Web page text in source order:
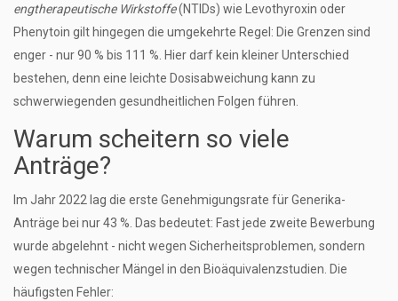
engtherapeutische Wirkstoffe(NTIDs) wie Levothyroxin oder
Phenytoin gilt hingegen die umgekehrte Regel: Die Grenzen sind
enger - nur 90 % bis 111 %. Hier darf kein kleiner Unterschied
bestehen, denn eine leichte Dosisabweichung kann zu
schwerwiegenden gesundheitlichen Folgen führen.
Warum scheitern so viele
Anträge?
Im Jahr 2022 lag die erste Genehmigungsrate für Generika-
Anträge bei nur 43 %. Das bedeutet: Fast jede zweite Bewerbung
wurde abgelehnt - nicht wegen Sicherheitsproblemen, sondern
wegen technischer Mängel in den Bioäquivalenzstudien. Die
häufigsten Fehler: